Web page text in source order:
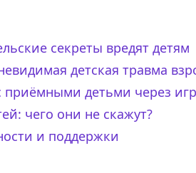
секреты вредят детям
детская травма
приёмными детьми через
чего они не скажут?
и поддержки